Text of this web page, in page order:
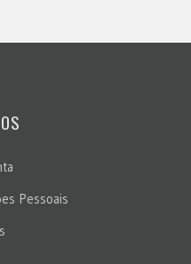
Pessoais